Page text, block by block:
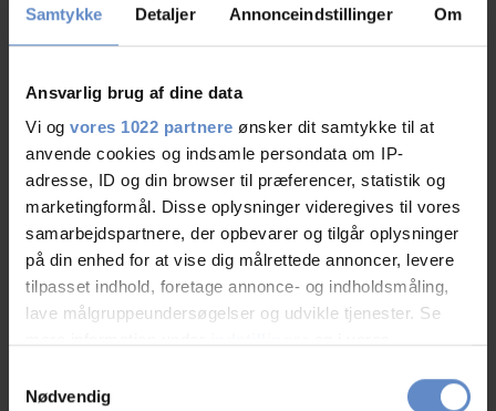
Samtykke Detaljer Annonceindstillinger Om
Ansvarlig brug af dine data
Vi og vores 1022 partnere ønsker dit samtykke til at
anvende cookies og indsamle persondata om IP-
adresse, ID og din browser til præferencer, statistik og
marketingformål. Disse oplysninger videregives til vores
samarbejdspartnere, der opbevarer og tilgår oplysninger
på din enhed for at vise dig målrettede annoncer, levere
tilpasset indhold, foretage annonce- og indholdsmåling,
lave målgruppeundersøgelser og udvikle tjenester. Se
tilbage eller ændre indstillinger fra vores
Nødvendig
Elise
Family with children, DK
02.Aug.2026
10,00 out of 10
Alt godt, vi var familie mor og datter voksne så rejse
uden børn. Fine comfort værelse. Eneste ting vi
væggen man kan holde i, og ingen støttede i siden man